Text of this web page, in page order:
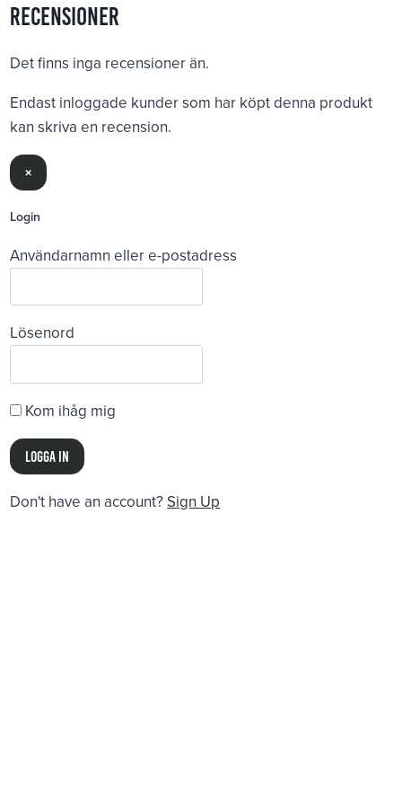
Recensioner
Det finns inga recensioner än.
Endast inloggade kunder som har köpt denna produkt
kan skriva en recension.
×
Login
Användarnamn eller e-postadress
Lösenord
Kom ihåg mig
Don't have an account? Sign Up